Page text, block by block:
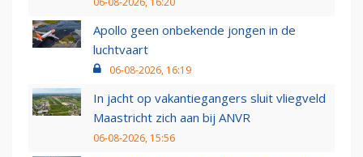
Apollo geen onbekende jongen in de
luchtvaart
06-08-2026, 16:19
In jacht op vakantiegangers sluit vliegveld
Maastricht zich aan bij ANVR
06-08-2026, 15:56